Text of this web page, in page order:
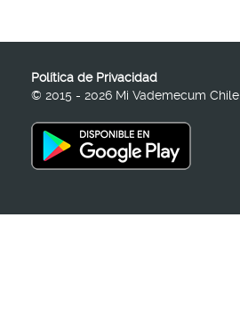
Política de Privacidad
© 2015 - 2026 Mi Vademecum Chile